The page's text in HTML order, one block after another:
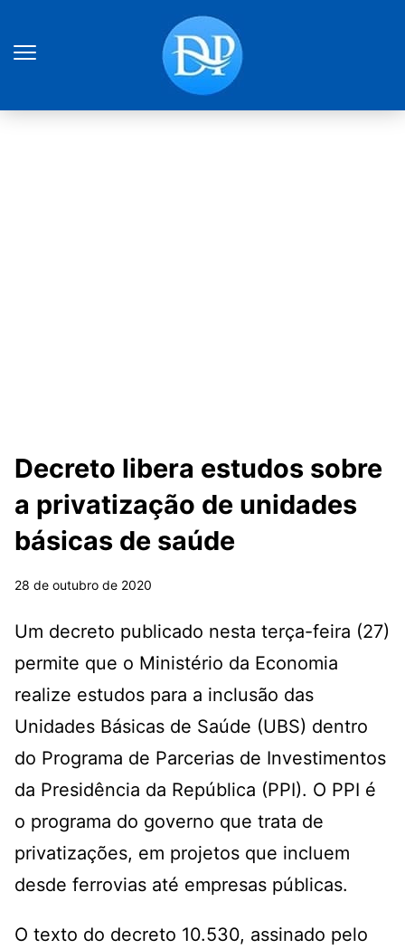
Decreto libera estudos sobre
a privatização de unidades
básicas de saúde
28 de outubro de 2020
Um decreto publicado nesta terça-feira (27)
permite que o Ministério da Economia
realize estudos para a inclusão das
Unidades Básicas de Saúde (UBS) dentro
do Programa de Parcerias de Investimentos
da Presidência da República (PPI). O PPI é
o programa do governo que trata de
privatizações, em projetos que incluem
desde ferrovias até empresas públicas.
O texto do decreto 10.530, assinado pelo